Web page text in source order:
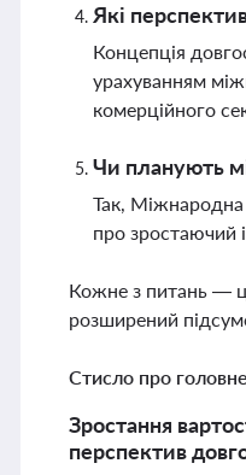
Які
Концепція
урахуванням
комерційного
Чи планують
Так, Міжнародна
про зростаючий
Кожне з питань —
розширений
Стисло про
Зростання
перспектив